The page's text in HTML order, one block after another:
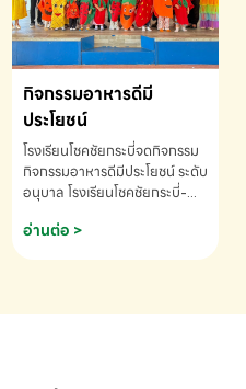
MENTAL ARITHMETIC
COMPETITION 2026 - ถ้วย
รางวัลรองชนะเลิศอันดับที่ 2
Mental Arithmetic
Competition K2 - ถ้วยรางวัล
รองชนะเลิศอันดับที่ 2 Mental
K2(Grop) โรงเรียนโชคชัยกระบี่-
สอบถามข้อมูลเพิ่มเติม โทร.
075-691910
กิจกรรมอาหารดีมี
ประโยชน์
โรงเรียนโชคชัยกระบี่จดกิจกรรม
กิจกรรมอาหารดีมีประโยชน์ ระดับ
อนุบาล โรงเรียนโชคชัยกระบี่-
075-691910
อ่านต่อ >